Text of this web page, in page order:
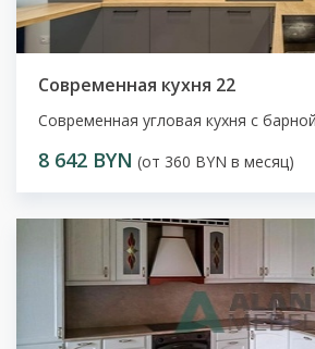
Современная кухня 22
Современная угловая кухня с
8 642 BYN (от 360 BYN в месяц)